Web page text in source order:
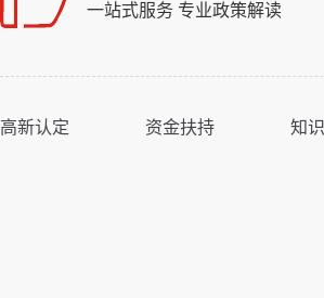
一站式服务 专业政策解读
高新认定 资金扶持 知